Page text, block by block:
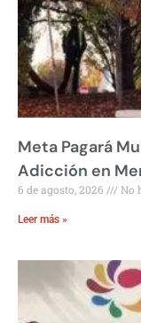
Meta Pagará
Adicción en
6 de agosto, 2026 No
Leer más »